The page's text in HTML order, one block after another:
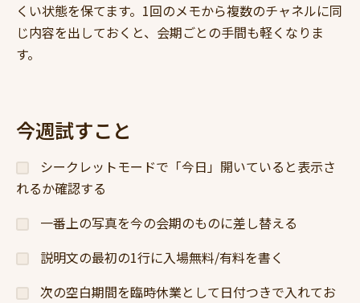
くい状態を保てます。1回のメモから複数のチャネルに同
じ内容を出しておくと、会期ごとの手間も軽くなりま
す。
今週試すこと
シークレットモードで「今日」開いていると表示さ
れるか確認する
一番上の写真を今の会期のものに差し替える
説明文の最初の1行に入場無料/有料を書く
次の空白期間を臨時休業として日付つきで入れてお